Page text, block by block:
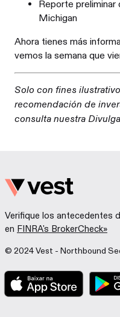
Reporte
Michigan
Ahora tienes más
vemos la semana que
Solo con fines
recomendación de
consulta nuestra
Verifique los antecedentes
en FINRA's BrokerCheck»
© 2024 Vest - Northbound